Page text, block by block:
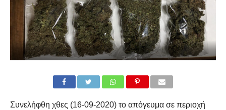
Συνελήφθη χθες (16-09-2020) το απόγευμα σε περιοχή